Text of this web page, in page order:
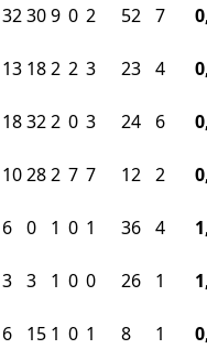
32309 0 2 52 7
13 182 2 3 23 4
18322 0 3 24 6
10282 7 7 12 2
6 0 1 0 1 36 4
3 3 1 0 0 26 1
6 15 1 0 1 8 1